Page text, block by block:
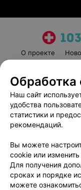
О проекте
Обработка
Наш сайт
удобства
статистики и
рекомендаций.
Вы можете
cookie или
Для получения
сроках и порядке
можете